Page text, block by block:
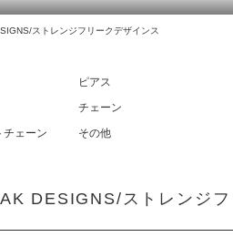
ストレンジフリークデザインス
ピアス
チェーン
チェーン
その他
DESIGNS/ストレンジフ